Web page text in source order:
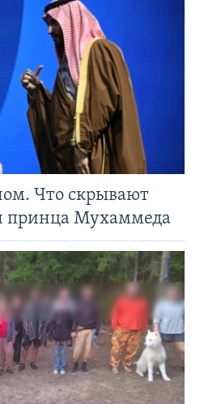
Что скрывают
принца Мухаммеда